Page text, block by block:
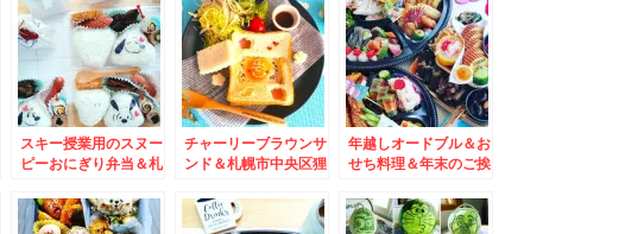
ら肉、タン、レバー美
味しいのよ～♪
一(*´艸`*)
PEAK」さんでお洒落
で美味しく映えるモー
ニング♪本格ドリンク
飲み放題って嬉しい(*
´艸`*)
スキー授業用のスヌー
ピーおにぎり弁当＆札
ーツ札幌店」さんの
「とちあいか」苺３パ
チャーリーブラウンサ
ンド＆札幌市中央区狸
「シハチ鮮魚店」さん
の「海鮮巻き寿司」７
年越しオードブル＆お
せち料理＆年末のご挨